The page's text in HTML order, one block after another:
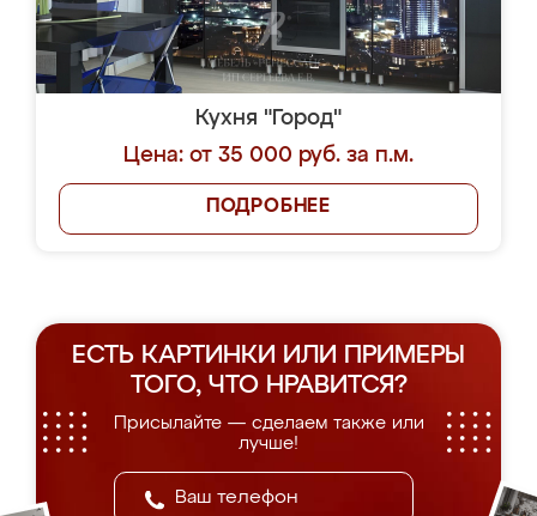
Кухня "Город"
Цена: от 35 000 руб. за п.м.
ПОДРОБНЕЕ
ЕСТЬ КАРТИНКИ ИЛИ ПРИМЕРЫ
ТОГО, ЧТО НРАВИТСЯ?
Присылайте — сделаем также или
лучше!